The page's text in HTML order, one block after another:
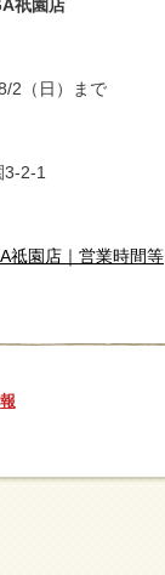
祇園店
2（日）まで
2-1
祗園店｜営業時間等